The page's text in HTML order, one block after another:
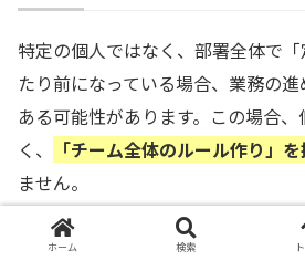
特定の個人ではなく、部署全体で
たり前になっている場合、業務の
ある可能性があります。この場合
く、
「チーム全体のルール作り」
ません。
「最近、夕方に急ぎの依頼が集中
ホーム 検索